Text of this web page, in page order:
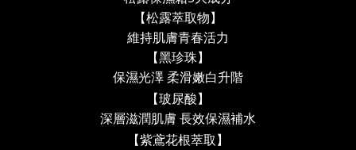
【松露萃取物】
維持肌膚青春活力
【黑珍珠】
保濕光澤柔滑嫩白升階
【玻尿酸】
深層滋潤肌膚 長效保濕補水
【紫鳶花根萃取】